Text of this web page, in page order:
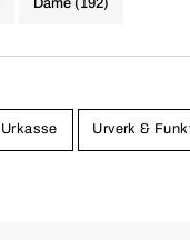
Urkasse Urverk &